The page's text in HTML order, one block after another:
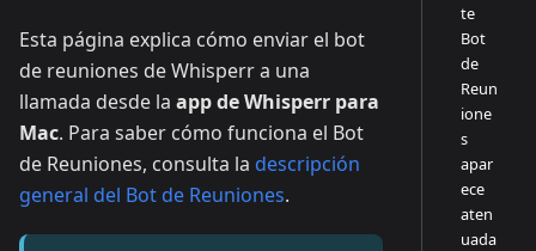
Esta página explica cómo enviar el bot
de reuniones de Whisperr a una
llamada desde la app de Whisperr para
Mac. Para saber cómo funciona el Bot
de Reuniones, consulta la descripción
general del Bot de Reuniones.
te
Bot
de
Reun
ione
s
apar
ece
aten
uada